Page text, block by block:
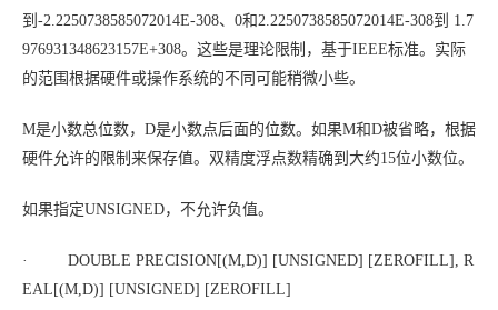
到-2.2250738585072014E-308、0和2.2250738585072014E-308到 1.7
976931348623157E+308。这些是理论限制，基于IEEE标准。实际
的范围根据硬件或操作系统的不同可能稍微小些。
M是小数总位数， D是小数点后面的位数。如果M和D被省略，根据
硬件允许的限制来保存值。双精度浮点数精确到大约15位小数位。
如果指定UNSIGNED，不允许负值。
· DOUBLE PRECISION[(M,D)] [UNSIGNED] [ZEROFILL], R
EAL[(M,D)] [UNSIGNED] [ZEROFILL]